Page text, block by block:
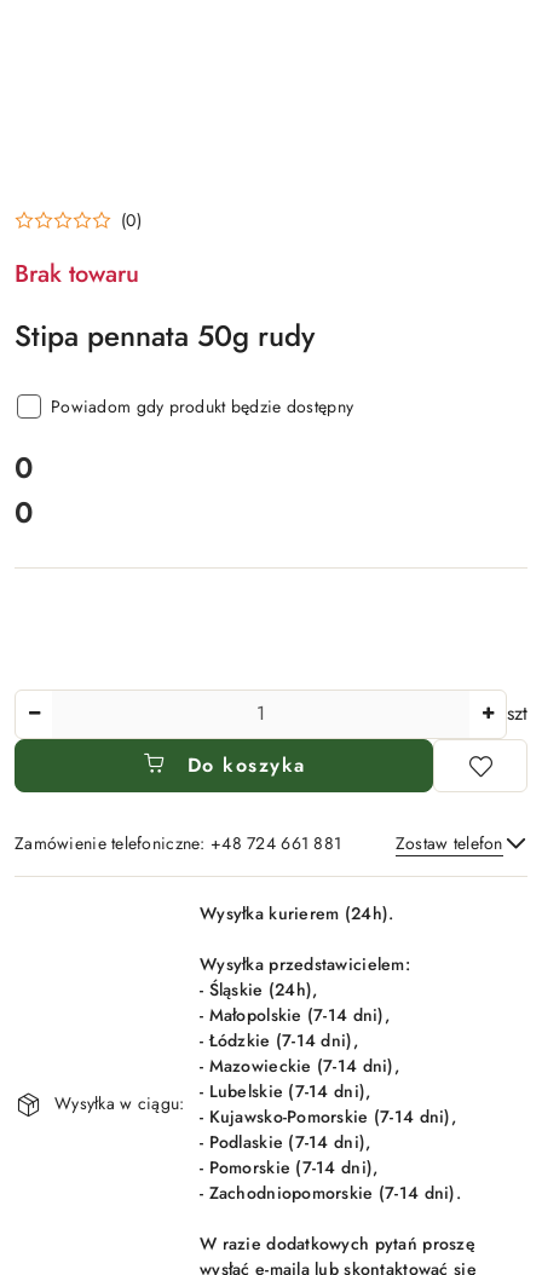
(0)
Brak towaru
Stipa pennata 50g rudy
Powiadom gdy produkt będzie dostępny
cena:
0
Cena:
0
Ilość
szt
Do koszyka
Zamówienie telefoniczne: +48 724 661 881 Zostaw telefon
Wyślij
Dostępność
Wysyłka w ciągu:
Wysyłka kurierem (24h).
Wysyłka przedstawicielem:
- Śląskie (24h),
- Małopolskie (7-14 dni),
- Łódzkie (7-14 dni),
- Mazowieckie (7-14 dni),
- Lubelskie (7-14 dni),
- Kujawsko-Pomorskie (7-14 dni),
- Podlaskie (7-14 dni),
- Pomorskie (7-14 dni),
- Zachodniopomorskie (7-14 dni).
W razie dodatkowych pytań proszę
wysłać e-maila lub skontaktować się